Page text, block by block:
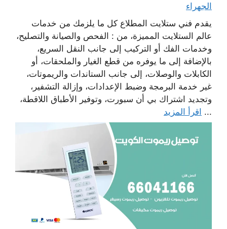
الجهراء
يقدم فني ستلايت المطلاع كل ما يلزمك من خدمات
عالم الستلايت المميزة، من : الفحص والصيانة والتصليح،
وخدمات الفك أو التركيب إلى جانب النقل السريع،
بالإضافة إلى ما يوفره من قطع الغيار والملحقات، أو
الكابلات والوصلات، إلى جانب الستاندات والريموتات،
غير خدمة البرمجة وضبط الإعدادات، وإزالة التشفير،
وتجديد اشتراك بي أن سبورت، وتوفير الأطباق اللاقطة،
... اقرأ المزيد